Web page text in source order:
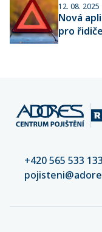
12. 08. 2025
Nová
pro
+420 565 533 133